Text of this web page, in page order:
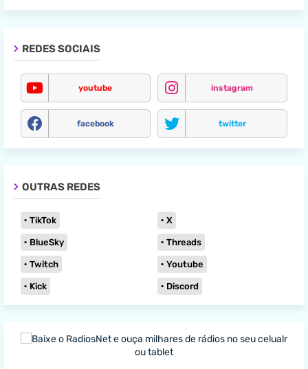
REDES SOCIAIS
youtube instagram
facebook twitter
OUTRAS REDES
TikTok X
BlueSky Threads
Twitch Youtube
Kick Discord